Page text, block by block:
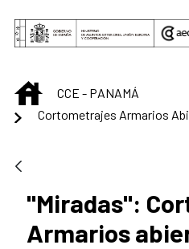
Saltar al contenido principal
INICIOCCE - PANAMÁ
Cortometrajes Armarios
"Miradas":
Armarios